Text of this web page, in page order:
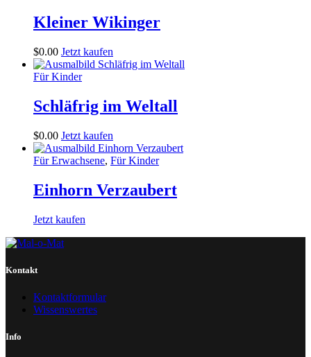
Kleiner Wikinger
$0.00 Jetzt kaufen
Für Kinder
Schläfrig im Weltall
$0.00 Jetzt kaufen
Für Erwachsene, Für Kinder
Einhorn Verzaubert
Jetzt kaufen
Kontakt
Kontaktformular
Wissenswertes
Info